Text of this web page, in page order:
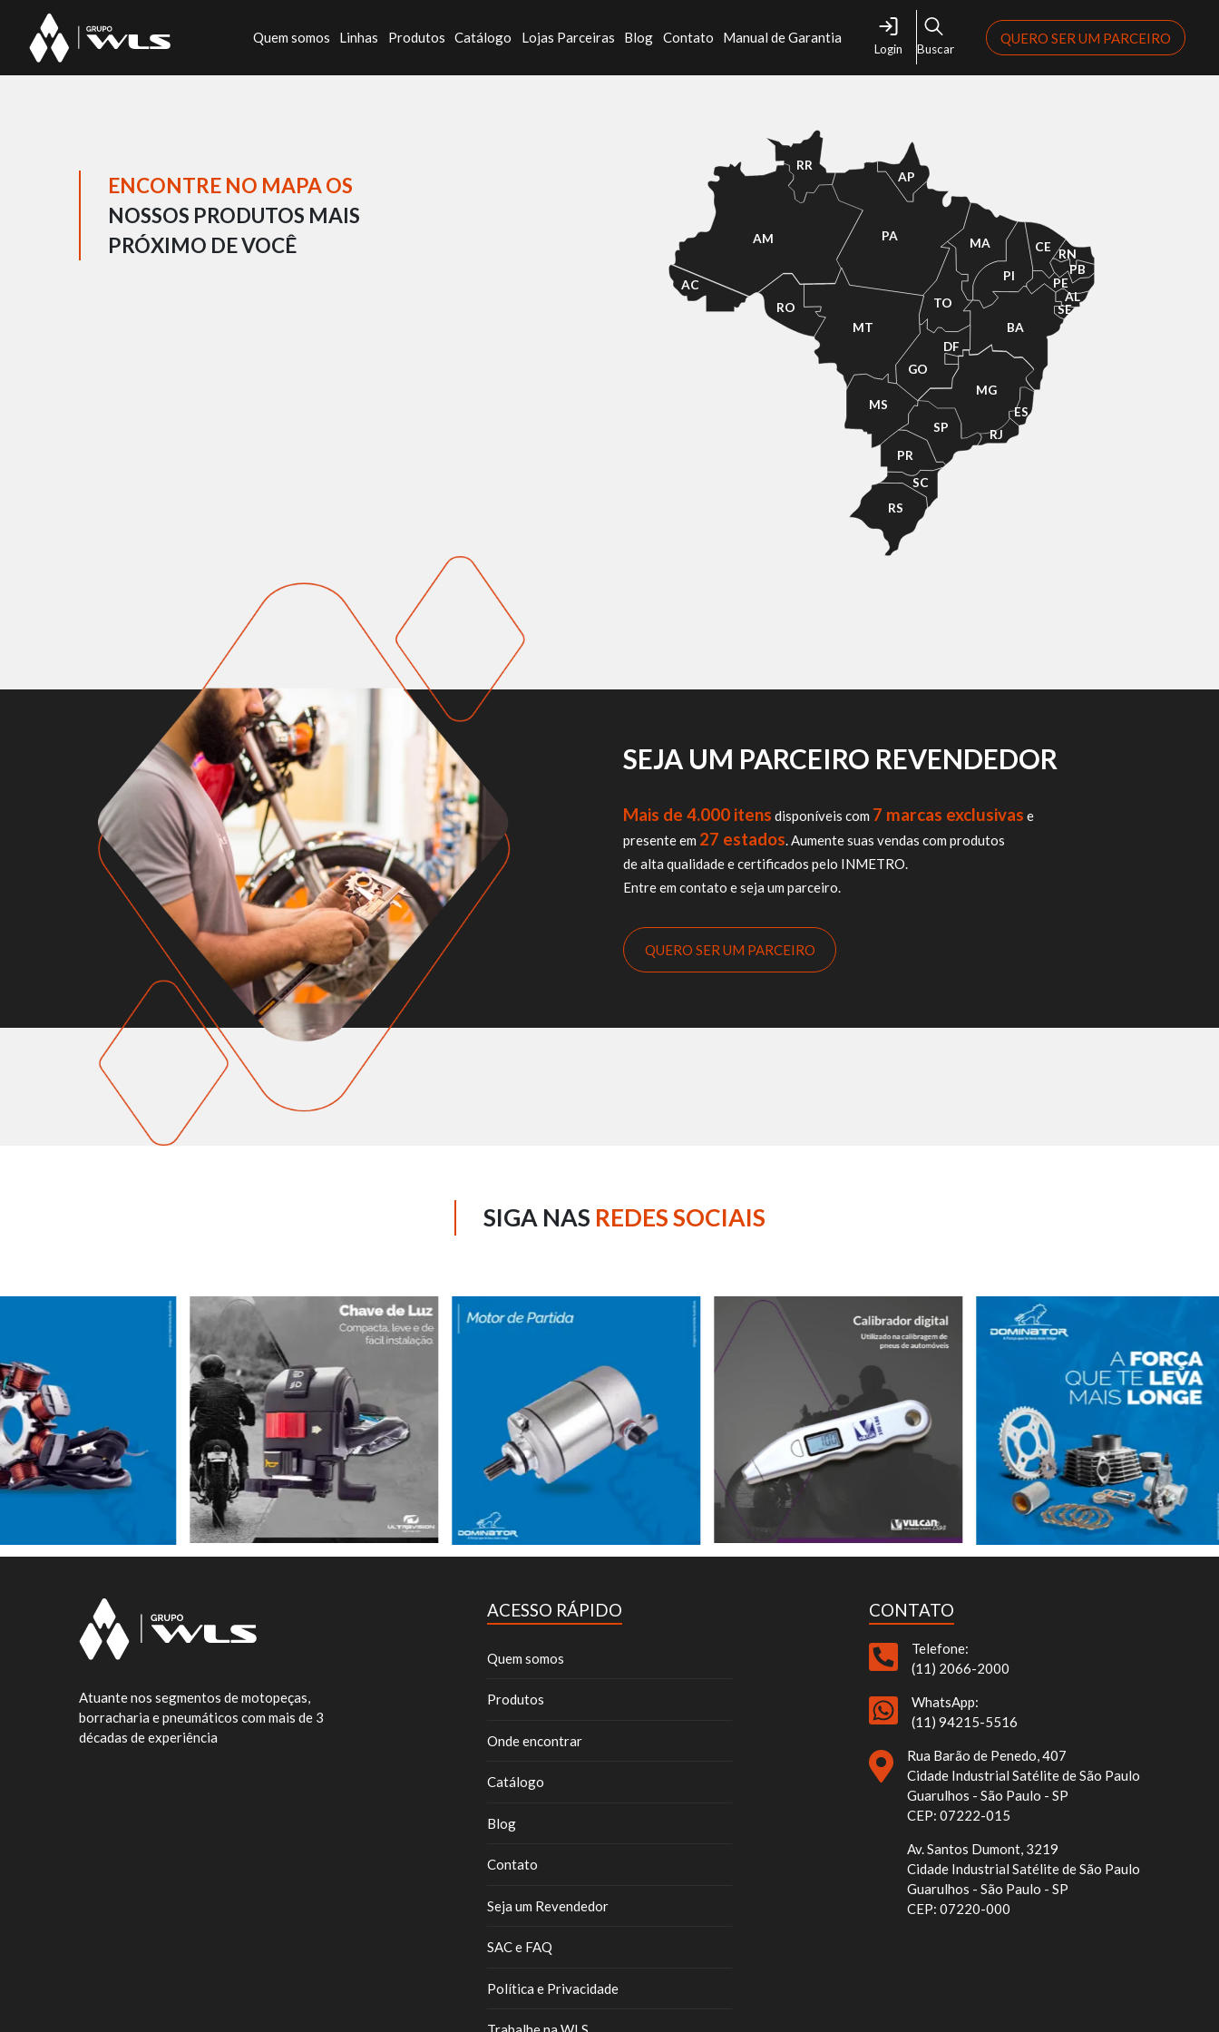
Quem somos Linhas Produtos Catálogo Lojas Parceiras Blog Contato Manual de Garantia
Login Buscar
QUERO SER UM PARCEIRO
ENCONTRE NO MAPA OS
NOSSOS PRODUTOS MAIS
PRÓXIMO DE VOCÊ
AM
RR
PA
MT
TO
MA
PI
CE RN
PB
PE
AL
SE
BA
GO
DF
MS
MG
RJ
ES
SP
PR
SC
RS
AP
RO
AC
SEJA UM PARCEIRO REVENDEDOR
Mais de 4.000 itens disponíveis com 7 marcas exclusivas e
presente em 27 estados . Aumente suas vendas com produtos
de alta qualidade e certificados pelo INMETRO.
Entre em contato e seja um parceiro.
QUERO SER UM PARCEIRO
SIGA NAS REDES SOCIAIS
Atuante nos segmentos de motopeças,
borracharia e pneumáticos com mais de 3
décadas de experiência
ACESSO RÁPIDO
Quem somos
Produtos
Onde encontrar
Catálogo
Blog
Contato
Seja um Revendedor
SAC e FAQ
Política e Privacidade
CONTATO
Telefone:
(11) 2066-2000
WhatsApp:
(11) 94215-5516
Rua Barão de Penedo, 407
Cidade Industrial Satélite de São Paulo
Guarulhos - São Paulo - SP
CEP: 07222-015
Av. Santos Dumont, 3219
Cidade Industrial Satélite de São Paulo
Guarulhos - São Paulo - SP
CEP: 07220-000